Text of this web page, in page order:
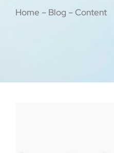
Home – Blog – Content